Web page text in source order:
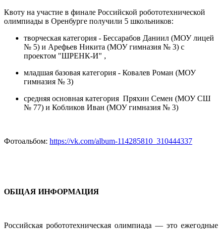
Квоту на участие в финале Российской робототехнической
олимпиады в Оренбурге получили 5 школьников:
творческая категория - Бессарабов Даниил (МОУ лицей
№ 5) и Арефьев Никита (МОУ гимназия № 3) с
проектом "ШРЕНК-И" ,
младшая базовая категория - Ковалев Роман (МОУ
гимназия № 3)
средняя основная категория Пряхин Семен (МОУ СШ
№ 77) и Кобликов Иван (МОУ гимназия № 3)
Фотоальбом: https://vk.com/album-114285810_310444337
ОБЩАЯ ИНФОРМАЦИЯ
Российская робототехническая олимпиада — это ежегодные